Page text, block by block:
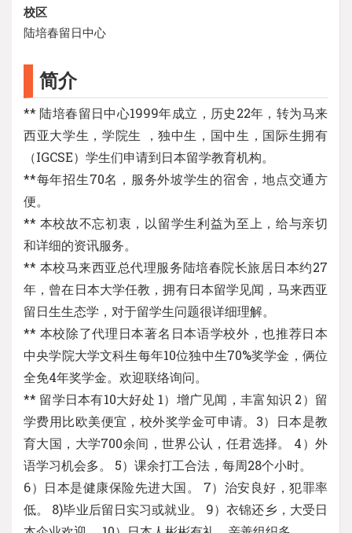
校区
陆培春留日中心
简介
** 陆培春留日中心1999年成立，历史22年，转为马来
西亚大学生，学院生 ，独中生，国中生，国际生拥有
（IGCSE）学生们申请到日本留学教育机构。
**每年招生70名，服务外坡学生的宿舍，地点交通方
便。
** 本校故不忘初衷，以留学生利益为至上，给与亲切
和详细的资讯服务。
** 本校马来西亚总代理服务陆培春院长旅居日本约27
年，曾在日本大学任教，拥有日本留学见闻，马来西亚
留日生生态学，对于留学生问题很详细理解。
** 本校除了代理日本著名日本语学校外，也推荐日本
中央学院大学文科生每年10位独中生70%奖学金，俩位
全免4年奖学金。欢迎联络询问。
** 留学日本有10大好处 1）增广见闻，丰富知识 2）留
学费用比欧美便宜，校外奖学金可申请。3）日本是教
育大国，大学700余间，世界公认，任君选择。 4）外
语学习机会多。 5）课余打工合法，每周28个小时。
6）日本是健康保险先进大国。 7）治安良好，犯罪率
低。 8)毕业后留日实习或就业。 9）衣锦还乡，大受日